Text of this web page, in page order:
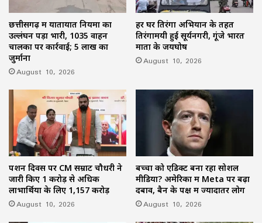
छत्तीसगढ़ में यातायात नियमों का
उल्लंघन पड़ा भारी, 1035 वाहन
चालकों पर कार्रवाई; 5 लाख का
जुर्माना
August 10, 2026
हर घर तिरंगा अभियान के तहत
तिरंगामयी हुई सूर्यनगरी, गूंजे भारत
माता के जयघोष
August 10, 2026
पेंशन दिवस पर CM सम्राट चौधरी ने
जारी किए 1 करोड़ से अधिक
लाभार्थियों के लिए 1,157 करोड़
August 10, 2026
बच्चों को एडिक्ट बना रहा सोशल
मीडिया? अमेरिका में Meta पर बढ़ा
दबाव, बैन के पक्ष में ज्यादातर लोग
August 10, 2026